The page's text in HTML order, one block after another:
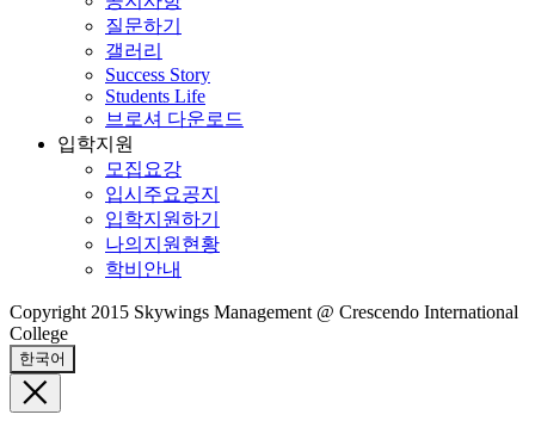
질문하기
갤러리
Success Story
Students Life
브로셔 다운로드
입학지원
모집요강
입시주요공지
입학지원하기
나의지원현황
학비안내
Copyright 2015 Skywings Management @ Crescendo International
College
한국어